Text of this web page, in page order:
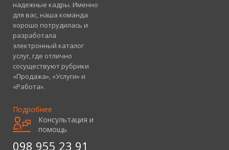
надежные кадры. Именно
для вас, наша команда
хорошо потрудилась и
разработала
электронный каталог
услуг, где отлично
сосуществуют рубрики
«Продажа», «Услуги» и
«Работа».
Подробнее
Консультация и
помощь
098 955 23 91